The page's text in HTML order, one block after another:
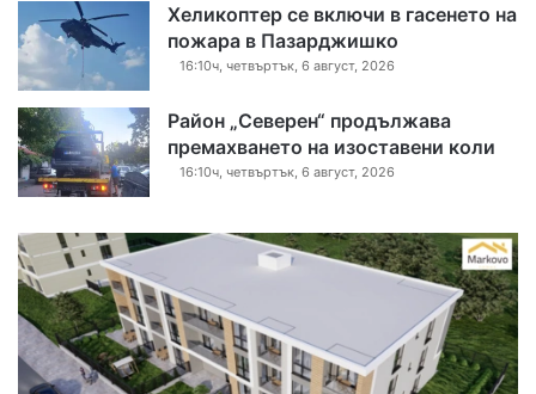
Хеликоптер се включи в гасенето на
пожара в Пазарджишко
16:10ч, четвъртък, 6 август, 2026
Район „Северен“ продължава
премахването на изоставени коли
16:10ч, четвъртък, 6 август, 2026